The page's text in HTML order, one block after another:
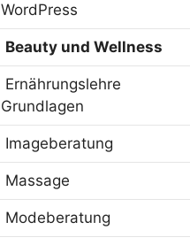
WordPress
Beauty und Wellness
Ernährungslehre
Grundlagen
Imageberatung
Massage
Modeberatung